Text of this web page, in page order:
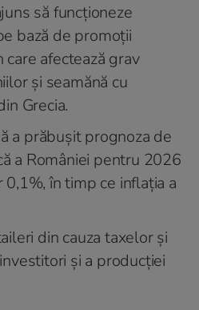
să funcționeze
bază de promoții
afectează grav
și seamănă cu
Grecia.
a prăbușit prognoza de
a României pentru 2026
în timp ce inflația a
din cauza taxelor și
și a producției